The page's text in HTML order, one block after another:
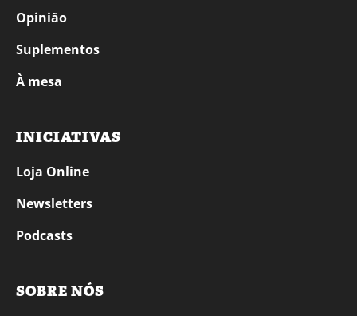
Opinião
Suplementos
À mesa
INICIATIVAS
Loja Online
Newsletters
Podcasts
SOBRE NÓS